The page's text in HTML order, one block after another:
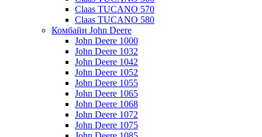
Claas TUCANO 570
Claas TUCANO 580
Комбайн John Deere
John Deere 1000
John Deere 1032
John Deere 1042
John Deere 1052
John Deere 1055
John Deere 1065
John Deere 1068
John Deere 1072
John Deere 1075